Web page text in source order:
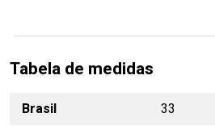
Tabela de medidas
Brasil 33